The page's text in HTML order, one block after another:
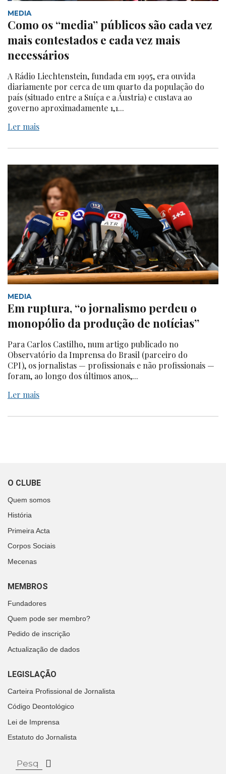
MEDIA
Como os “media” públicos são cada vez
mais contestados e cada vez mais
necessários
A Rádio Liechtenstein, fundada em 1995, era ouvida
diariamente por cerca de um quarto da população do
país (situado entre a Suíça e a Áustria) e custava ao
governo aproximadamente 1,1...
Ler mais
MEDIA
Em ruptura, “o jornalismo perdeu o
monopólio da produção de notícias”
Para Carlos Castilho, num artigo publicado no
Observatório da Imprensa do Brasil (parceiro do
CPI), os jornalistas — profissionais e não profissionais —
foram, ao longo dos últimos anos,...
Ler mais
O CLUBE
Quem somos
História
Primeira Acta
Corpos Sociais
Mecenas
MEMBROS
Fundadores
Quem pode ser membro?
Pedido de inscrição
Actualização de dados
LEGISLAÇÃO
Carteira Profissional de Jornalista
Código Deontológico
Lei de Imprensa
Estatuto do Jornalista